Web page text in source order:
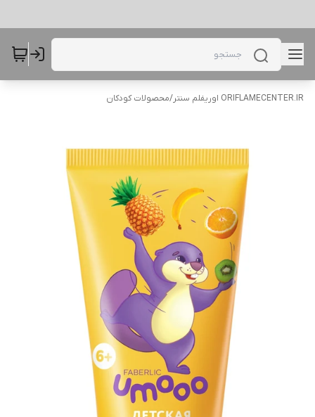
ORIFLAMECENTER.IR اوریفلم سنتر /محصولات کودکان